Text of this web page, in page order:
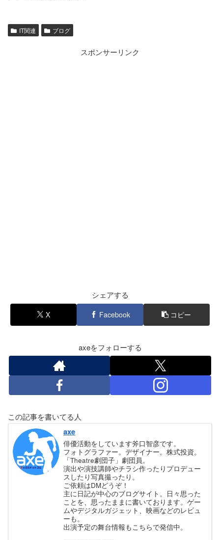
IT関連 ブログ
スポンサーリンク
シェアする
X Facebook コピー
axeをフォローする
この記事を書いてる人
axe
俳優活動をしています斧口智彦です。
フォトグラファー。デザイナー。株式投資。
「Theatre劇団子」劇団員。
演出や演技講師やチラシ作ったりプロデュー
スしたり写真撮ったり。
ご依頼はDMどうぞ！
主に日記が中心のブログサイト。日々思った
ことを、思ったままに書いております。ゲー
ムやデジタルガジェット、映画などのレビュ
ーも。
出演予定の舞台情報もこちらで発信中。